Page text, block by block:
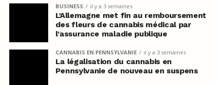
BUSINESS il y a 3 semaines
L’Allemagne met fin au remboursement
des fleurs de cannabis médical par
l’assurance maladie publique
CANNABIS EN PENNSYLVANIE il y a 3 semaines
La légalisation du cannabis en
Pennsylvanie de nouveau en suspens